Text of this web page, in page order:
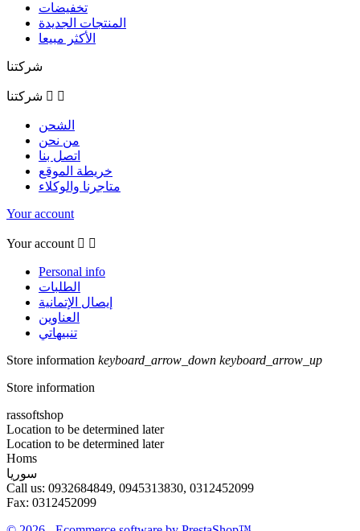
تخفيضات
المنتجات الجديدة
الأكثر مبيعا
شركتنا
شركتنا  
الشحن
من نحن
اتصل بنا
خريطة الموقع
متاجرنا والوكلاء
Your account
Your account  
Personal info
الطلبات
إيصال الإتمانية
العناوين
تنبيهاتي
Store information keyboard_arrow_down keyboard_arrow_up
Store information
rassoftshop
Location to be determined later
Location to be determined later
Homs
سوريا
Call us: 0932684849, 0945313830, 0312452099
Fax: 0312452099